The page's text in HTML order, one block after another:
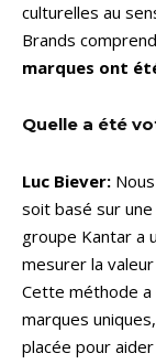
culturelles au
Brands comprend
marques ont
Quelle a été
Luc Biever:
soit basé sur
groupe Kantar a
mesurer la
Cette méthode
marques
placée pour